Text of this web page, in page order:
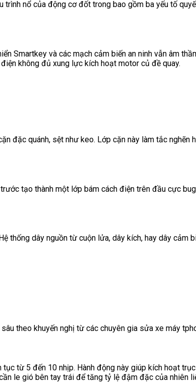
nổ của động cơ đốt trong bao gồm ba yếu tố
Smartkey và các mạch cảm biến an ninh vẫn âm
không đủ xung lực kích hoạt motor củ đề quay.
đặc quánh, sệt như keo. Lớp cặn này làm tắc nghẽn
tạo thành một lớp bám cách điện trên đầu cực
thống dây nguồn từ cuộn lửa, dây kích, hay dây cảm
theo khuyến nghị từ các chuyên gia sửa xe máy
từ 5 đến 10 nhịp. Hành động này giúp kích hoạt
le gió bên tay trái để tăng tỷ lệ đậm đặc của nhiên